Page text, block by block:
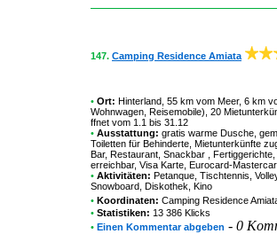
147. Camping Residence Amiata
• Ort: Hinterland, 55 km vom Meer, 6 km
Wohnwagen, Reisemobile), 20
ffnet vom 1.1 bis 31.12
• Ausstattung: gratis warme Dusche,
Toiletten für Behinderte, Mietunterkünfte
Bar, Restaurant, Snackbar ,
erreichbar, Visa Karte, Eurocard-
• Aktivitäten: Petanque, Tischtennis,
Snowboard, Diskothek, Kino
• Koordinaten: Camping Residence
• Statistiken: 13 386 Klicks
• Einen Kommentar abgeben - 0